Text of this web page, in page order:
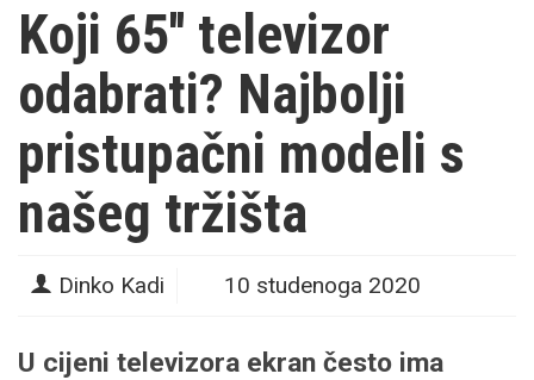
Koji 65'' televizor
odabrati? Najbolji
pristupačni modeli s
našeg tržišta
Dinko Kadi 10 studenoga 2020
U cijeni televizora ekran često ima